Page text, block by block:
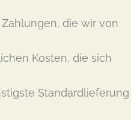
die wir von
Kosten, die sich
Standardlieferung